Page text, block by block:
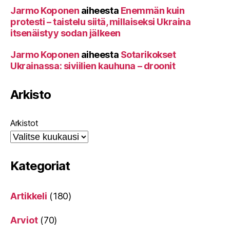
Jarmo Koponen aiheesta Enemmän kuin
protesti – taistelu siitä, millaiseksi Ukraina
itsenäistyy sodan jälkeen
Jarmo Koponen aiheesta Sotarikokset
Ukrainassa: siviilien kauhuna – droonit
Arkisto
Arkistot
Kategoriat
Artikkeli (180)
Arviot(70)